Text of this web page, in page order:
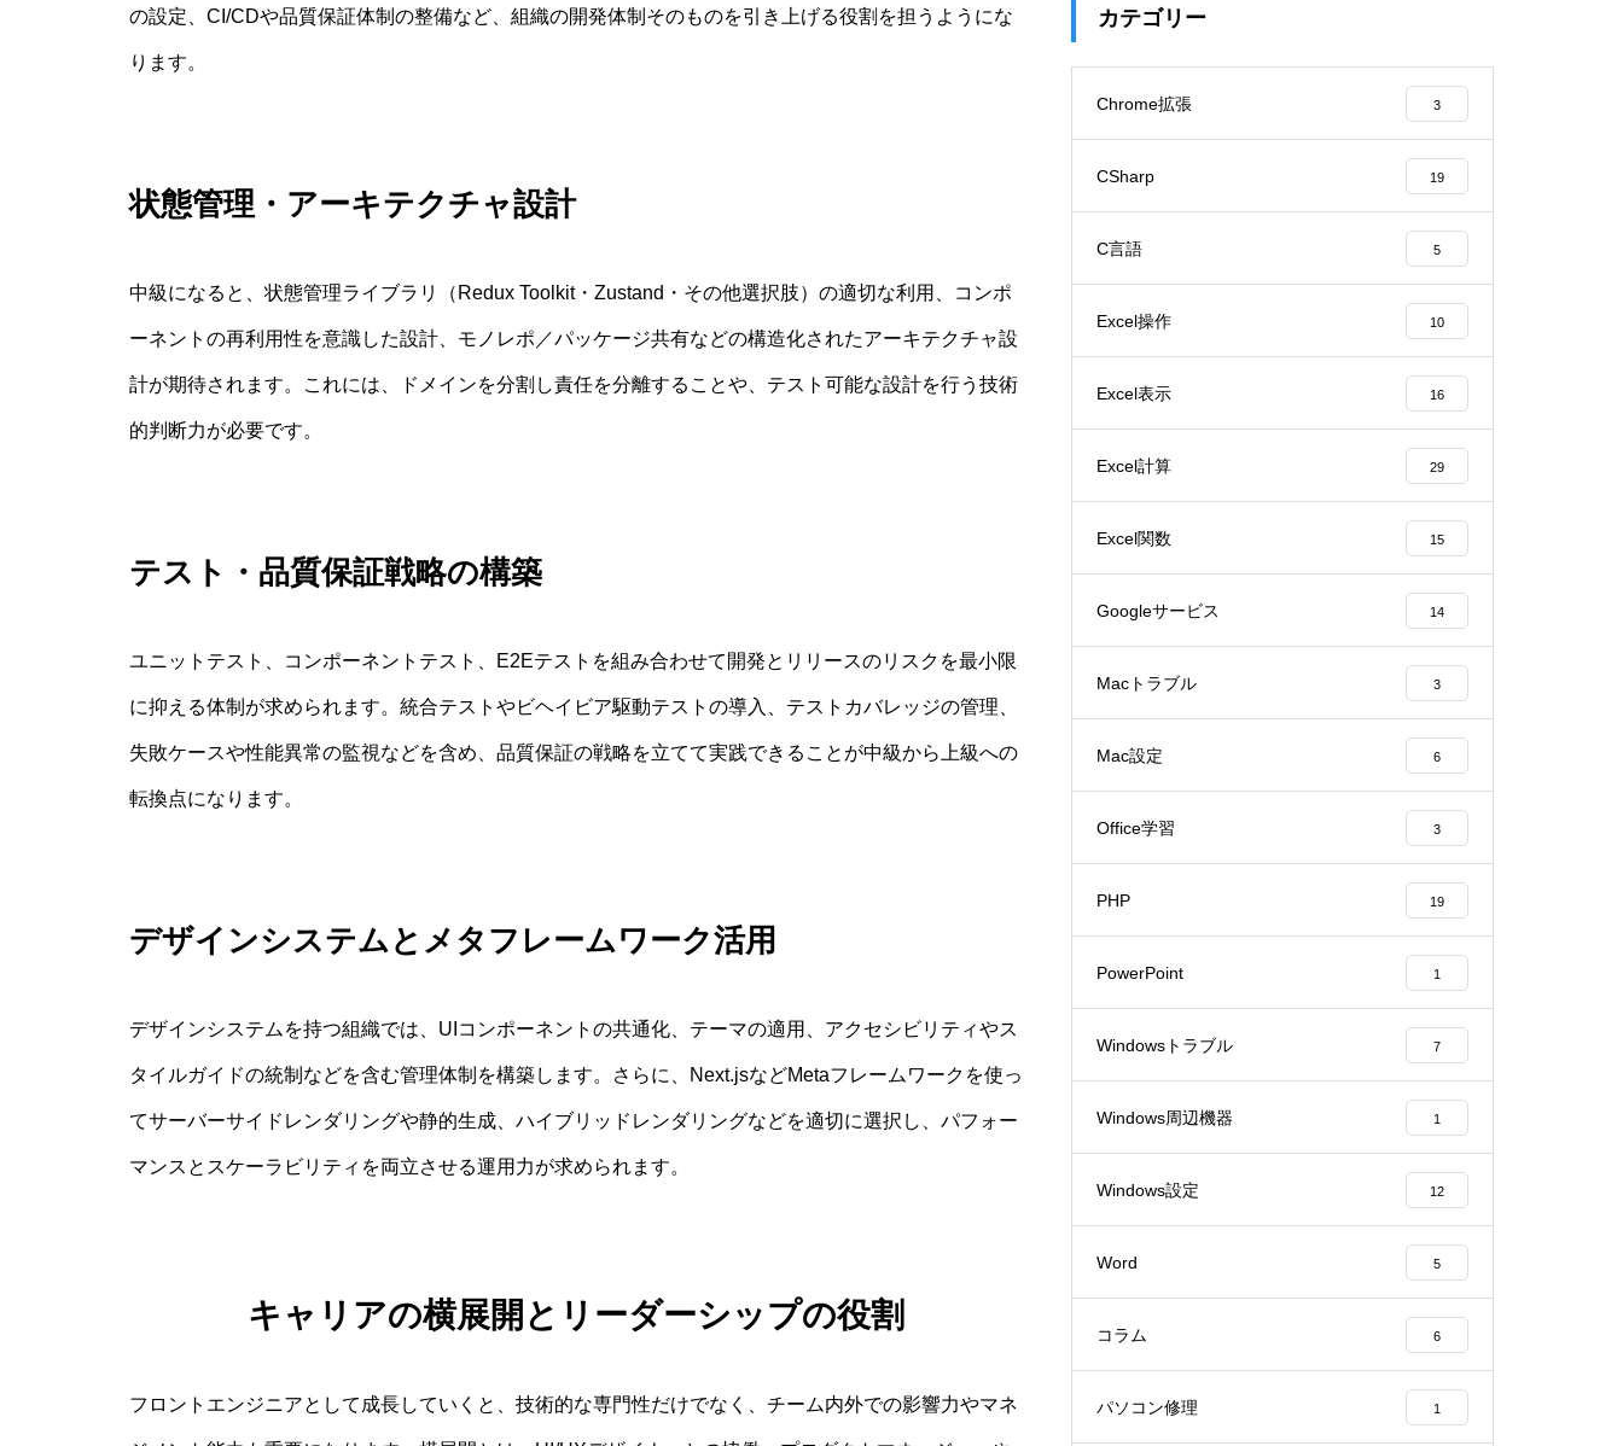
の設定、CI/CDや品質保証体制の整備など、組織の開発体制そのものを引き上げる役割を担うようにな
ります。
状態管理・アーキテクチャ設計
中級になると、状態管理ライブラリ（Redux Toolkit・Zustand・その他選択肢）の適切な利用、コンポ
ーネントの再利用性を意識した設計、モノレポ／パッケージ共有などの構造化されたアーキテクチャ設
計が期待されます。これには、ドメインを分割し責任を分離することや、テスト可能な設計を行う技術
的判断力が必要です。
テスト・品質保証戦略の構築
ユニットテスト、コンポーネントテスト、E2Eテストを組み合わせて開発とリリースのリスクを最小限
に抑える体制が求められます。統合テストやビヘイビア駆動テストの導入、テストカバレッジの管理、
失敗ケースや性能異常の監視などを含め、品質保証の戦略を立てて実践できることが中級から上級への
転換点になります。
デザインシステムとメタフレームワーク活用
デザインシステムを持つ組織では、UIコンポーネントの共通化、テーマの適用、アクセシビリティやス
タイルガイドの統制などを含む管理体制を構築します。さらに、Next.jsなどMetaフレームワークを使っ
てサーバーサイドレンダリングや静的生成、ハイブリッドレンダリングなどを適切に選択し、パフォー
マンスとスケーラビリティを両立させる運用力が求められます。
キャリアの横展開とリーダーシップの役割
フロントエンジニアとして成長していくと、技術的な専門性だけでなく、チーム内外での影響力やマネ
カテゴリー
Chrome拡張 3
CSharp 19
C言語 5
Excel操作 10
Excel表示 16
Excel計算 29
Excel関数 15
Googleサービス 14
Macトラブル 3
Mac設定 6
Office学習 3
PHP 19
PowerPoint 1
Windowsトラブル 7
Windows周辺機器 1
Windows設定 12
Word 5
コラム 6
パソコン修理 1